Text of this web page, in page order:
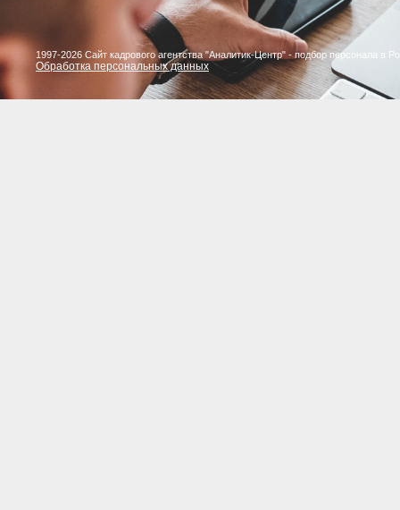
1997-2026 Сайт кадрового агентства "Аналитик-Центр" - подбор персонала в
Обработка персональных данных